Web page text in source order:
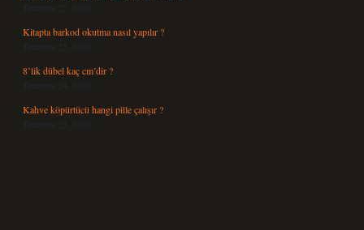
Temmuz 27, 2026
Kitapta barkod okutma nasıl yapılır ?
Temmuz 25, 2026
8’lik dübel kaç cm’dir ?
Temmuz 24, 2026
Kahve köpürtücü hangi pille çalışır ?
Temmuz 23, 2026